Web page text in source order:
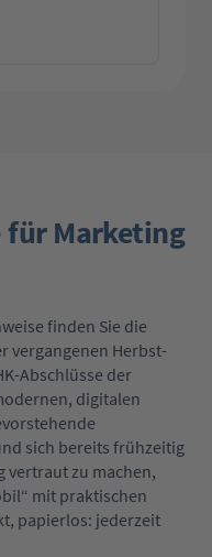
Marketing
finden Sie die
vergangenen Herbst-
Abschlüsse der
digitalen
sich bereits frühzeitig
vertraut zu machen,
mit praktischen
papierlos: jederzeit